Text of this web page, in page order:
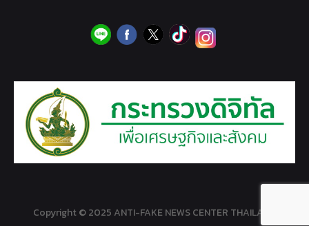
Copyright © 2025 ANTI-FAKE NEWS CENTER THAILAND